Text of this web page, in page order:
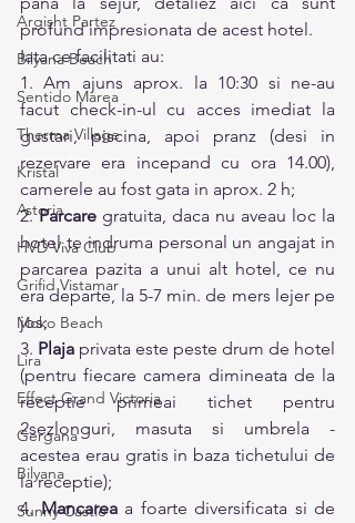
Argisht Partez
Bilyana Beach
Sentido Marea
Therma Village
Kristal
Astoria
HVD Viva Club
Grifid Vistamar
Moko Beach
Lira
Effect Grand Victoria
Gergana
Bilyana
Sunny Castle
profund impresionata de acest hotel.
Iata ce facilitati au:
1. Am ajuns aprox. la 10:30 si ne-au
facut check-in-ul cu acces imediat la
gustari, piscina, apoi pranz (desi in
rezervare era incepand cu ora 14.00),
camerele au fost gata in aprox. 2 h;
2. Parcare gratuita, daca nu aveau loc la
hotel te indruma personal un angajat in
parcarea pazita a unui alt hotel, ce nu
era departe, la 5-7 min. de mers lejer pe
jos;
3. Plaja privata este peste drum de hotel
(pentru fiecare camera dimineata de la
receptie primeai tichet pentru
2sezlonguri, masuta si umbrela -
acestea erau gratis in baza tichetului de
la receptie);
4. Mancarea a foarte diversificata si de